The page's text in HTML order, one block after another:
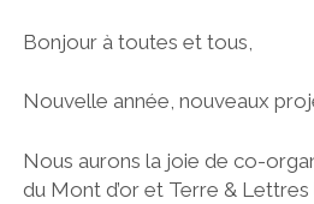
Bonjour à toutes et tous,
Nouvelle année, nouveaux
Nous aurons la joie de co-
du Mont d’or et Terre &